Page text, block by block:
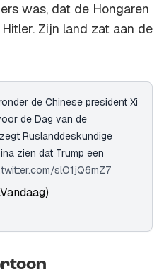
was, dat de Hongaren
Zijn land zat aan de
de Chinese president Xi
de Dag van de
Ruslanddeskundige
zien dat Trump een
slO1jQ6mZ7